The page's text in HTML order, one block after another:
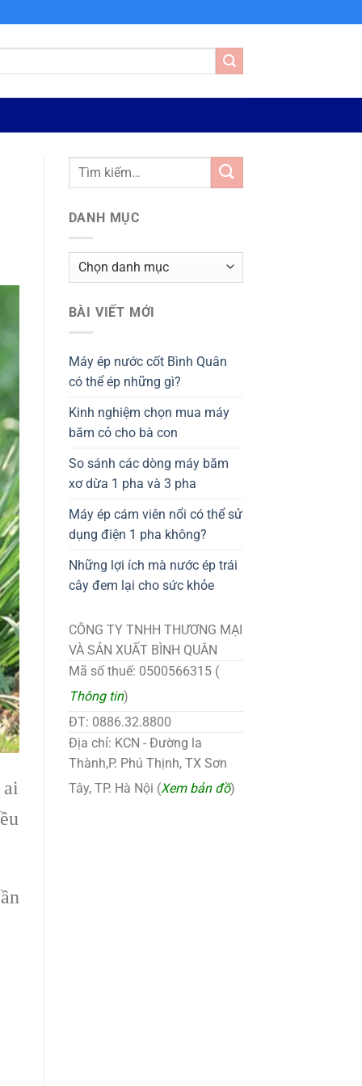
DANH MỤC
Danh
mục
BÀI VIẾT MỚI
Máy ép nước cốt Bình Quân
có thể ép những gì?
Kinh nghiệm chọn mua máy
băm cỏ cho bà con
So sánh các dòng máy băm
xơ dừa 1 pha và 3 pha
Máy ép cám viên nổi có thể sử
dụng điện 1 pha không?
Những lợi ích mà nước ép trái
cây đem lại cho sức khỏe
CÔNG TY TNHH THƯƠNG MẠI
VÀ SẢN XUẤT BÌNH QUÂN
Mã số thuế: 0500566315 (
Thông tin)
ĐT: 0886.32.8800
Địa chỉ: KCN - Đường la
Thành,P. Phú Thịnh, TX Sơn
Tây, TP. Hà Nội (Xem bản đồ)